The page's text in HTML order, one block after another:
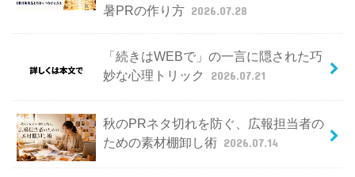
暑PRの作り方 2026.07.28
「続きはWEBで」の一言に隠された巧
妙な心理トリック
2026.07.21
秋のPRネタ切れを防ぐ、広報担当者の
ための素材棚卸し術 2026.07.14